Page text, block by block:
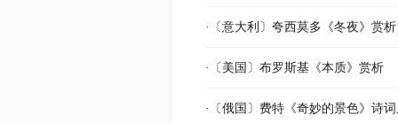
·〔意大利〕夸西莫多《冬夜》赏析
·〔美国〕布罗斯基《本质》赏析
·〔俄国〕费特《奇妙的景色》诗